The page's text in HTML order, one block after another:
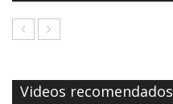
Videos recomendados